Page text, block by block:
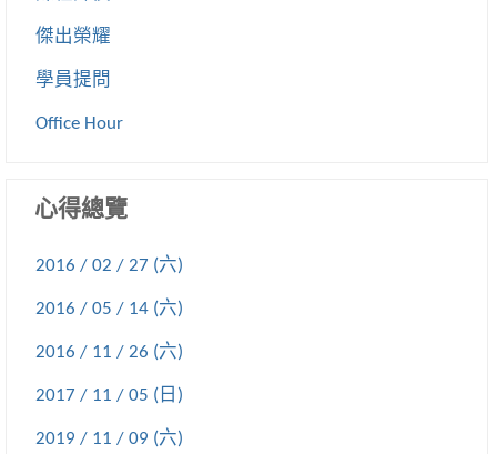
傑出榮耀
學員提問
Office Hour
心得總覽
2016 / 02 / 27 (六)
2016 / 05 / 14 (六)
2016 / 11 / 26 (六)
2017 / 11 / 05 (日)
2019 / 11 / 09 (六)